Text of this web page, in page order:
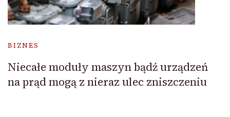
BIZNES
Niecałe moduły maszyn bądź urządzeń
na prąd mogą z nieraz ulec zniszczeniu